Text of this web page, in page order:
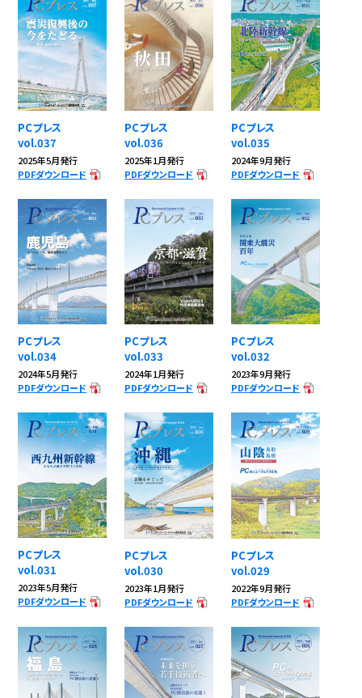
PCプレス
vol.037
2025年5月発行
PDFダウンロード
PCプレス
vol.036
2025年1月発行
PDFダウンロード
PCプレス
vol.035
2024年9月発行
PDFダウンロード
PCプレス
vol.034
2024年5月発行
PDFダウンロード
PCプレス
vol.033
2024年1月発行
PDFダウンロード
PCプレス
vol.032
2023年9月発行
PDFダウンロード
PCプレス
vol.031
2023年5月発行
PDFダウンロード
PCプレス
vol.030
2023年1月発行
PDFダウンロード
PCプレス
vol.029
2022年9月発行
PDFダウンロード